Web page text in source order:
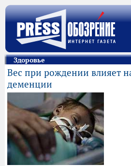
Здоровье
Вес при рождении влияет
деменции